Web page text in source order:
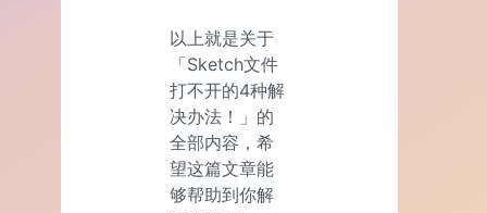
以上就是关于
「Sketch文件
打不开的4种解
决办法！」的
全部内容，希
望这篇文章能
够帮助到你解